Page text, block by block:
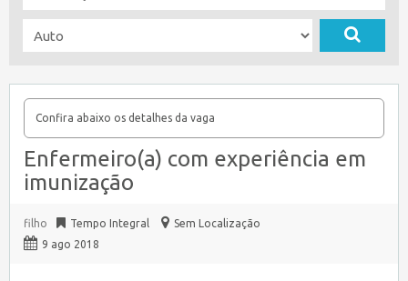
Confira abaixo os detalhes da vaga
Enfermeiro(a) com experiência em
imunização
filho Tempo Integral
Sem Localização
9 ago 2018